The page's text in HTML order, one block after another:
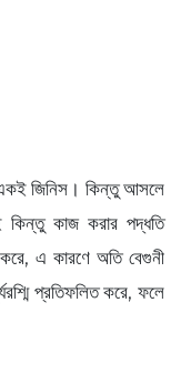
একই জিনিস। কিন্তু আসলে
কাজ করার পদ্ধতি
এ কারণে অতি বেগুনী
প্রতিফলিত করে, ফলে